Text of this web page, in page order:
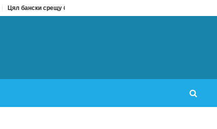
бански от две части: Кое да изберем за лято 2026?